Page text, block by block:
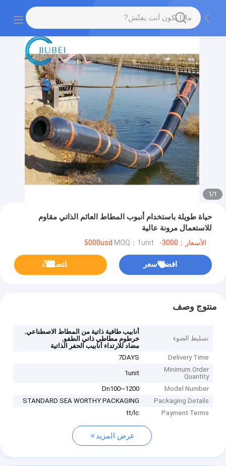
1
/
1
حياة طويلة باستخدام أنبوب المطاط العائم الذاتي مقاوم
للاستعمال مرونة عالية
الأسعار：3000-5000usd MOQ：1unit
افضل سعر ﺎﺘﺼﻟ ﺍﻶﻧ
منتوج وصف
تسليط الضوء
أنابيب طافية ذاتية من المطاط الاصطناعي,
خرطوم مطاطي ذاتي الطفو,
مضاد للارتداء أنابيب الحفر الذاتية
Delivery Time
7DAYS
Minimum Order
Quantity
1unit
Model Number
Dn100~1200
Packaging Details
STANDARD SEA WORTHY PACKAGING
Payment Terms
tt/lc
عرض المزيد